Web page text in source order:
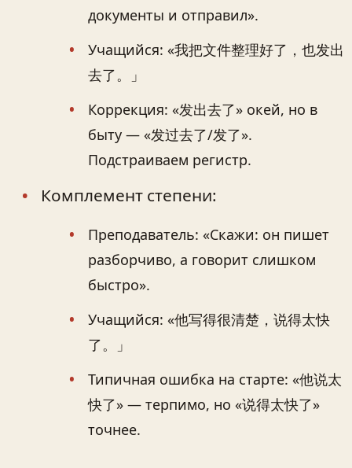
документы и отправил».
Учащийся: «我把文件整理好了，也发出
去了。」
Коррекция: «发出去了» окей, но в
быту — «发过去了/发了».
Подстраиваем регистр.
Комплемент степени:
Преподаватель: «Скажи: он пишет
разборчиво, а говорит слишком
быстро».
Учащийся: «他写得很清楚，说得太快
了。」
Типичная ошибка на старте: «他说太
快了» — терпимо, но «说得太快了»
точнее.